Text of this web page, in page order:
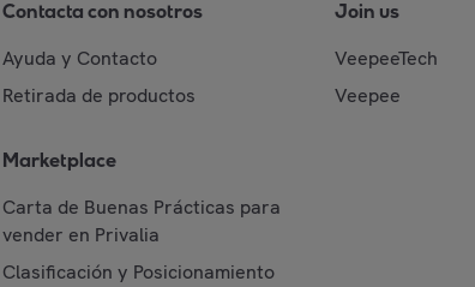
Contacta con nosotros
Ayuda y Contacto
Retirada de productos
Marketplace
Carta de Buenas Prácticas para
vender en Privalia
Clasificación y Posicionamiento
Join us
VeepeeTech
Veepee